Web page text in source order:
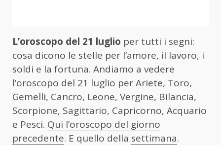
L’oroscopo del 21 luglio per tutti i segni:
cosa dicono le stelle per l’amore, il lavoro, i
soldi e la fortuna. Andiamo a vedere
l’oroscopo del 21 luglio per Ariete, Toro,
Gemelli, Cancro, Leone, Vergine, Bilancia,
Scorpione, Sagittario, Capricorno, Acquario
e Pesci. Qui l’oroscopo del giorno
precedente. E quello della settimana.